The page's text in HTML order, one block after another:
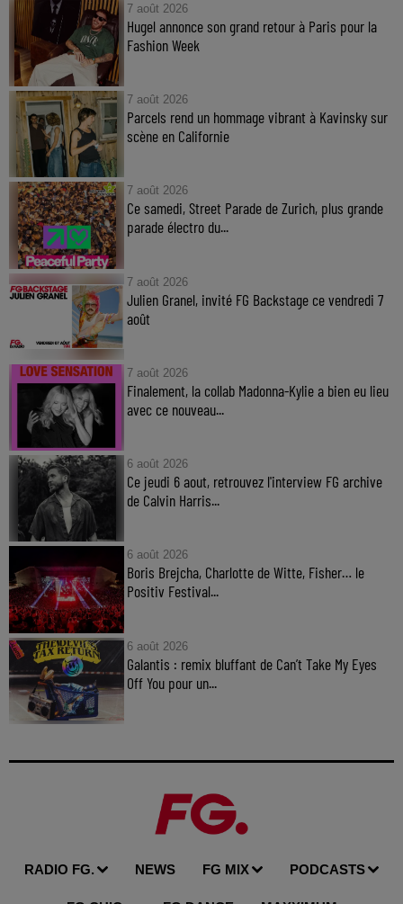
7 août 2026
Hugel annonce son grand retour à Paris pour la
Fashion Week
7 août 2026
Parcels rend un hommage vibrant à Kavinsky sur
scène en Californie
7 août 2026
Ce samedi, Street Parade de Zurich, plus grande
parade électro du...
7 août 2026
Julien Granel, invité FG Backstage ce vendredi 7
août
7 août 2026
Finalement, la collab Madonna-Kylie a bien eu lieu
avec ce nouveau...
6 août 2026
Ce jeudi 6 aout, retrouvez l'interview FG archive
de Calvin Harris...
6 août 2026
Boris Brejcha, Charlotte de Witte, Fisher… le
Positiv Festival...
6 août 2026
Galantis : remix bluffant de Can’t Take My Eyes
Off You pour un...
RADIO FG. NEWS FG MIX PODCASTS